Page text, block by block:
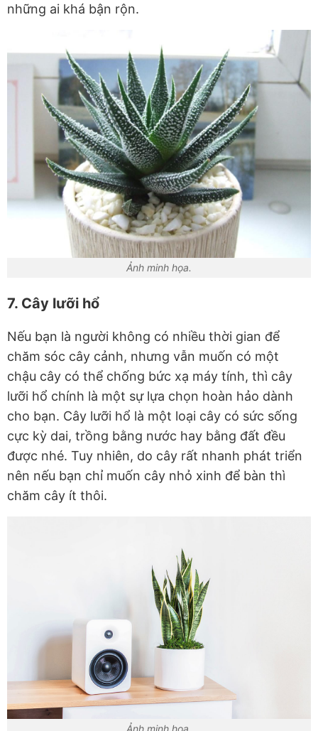
những ai khá bận rộn.
Ảnh minh họa.
7. Cây lưỡi hổ
Nếu bạn là người không có nhiều thời gian để
chăm sóc cây cảnh, nhưng vẫn muốn có một
chậu cây có thể chống bức xạ máy tính, thì cây
lưỡi hổ chính là một sự lựa chọn hoàn hảo dành
cho bạn. Cây lưỡi hổ là một loại cây có sức sống
cực kỳ dai, trồng bằng nước hay bằng đất đều
được nhé. Tuy nhiên, do cây rất nhanh phát triển
nên nếu bạn chỉ muốn cây nhỏ xinh để bàn thì
chăm cây ít thôi.